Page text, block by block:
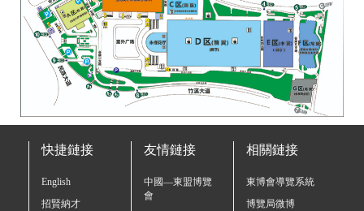
快捷鏈接
English
招賢納才
友情鏈接
中國—東盟博覽
會
相關鏈接
東博會導覽系統
博覽局微博